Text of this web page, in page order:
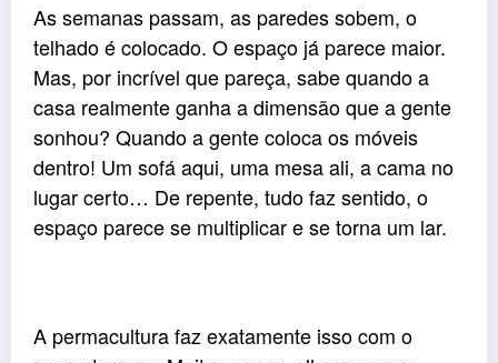
As semanas passam, as paredes sobem, o
telhado é colocado. O espaço já parece maior.
Mas, por incrível que pareça, sabe quando a
casa realmente ganha a dimensão que a gente
sonhou? Quando a gente coloca os móveis
dentro! Um sofá aqui, uma mesa ali, a cama no
lugar certo… De repente, tudo faz sentido, o
espaço parece se multiplicar e se torna um lar.
A permacultura faz exatamente isso com o